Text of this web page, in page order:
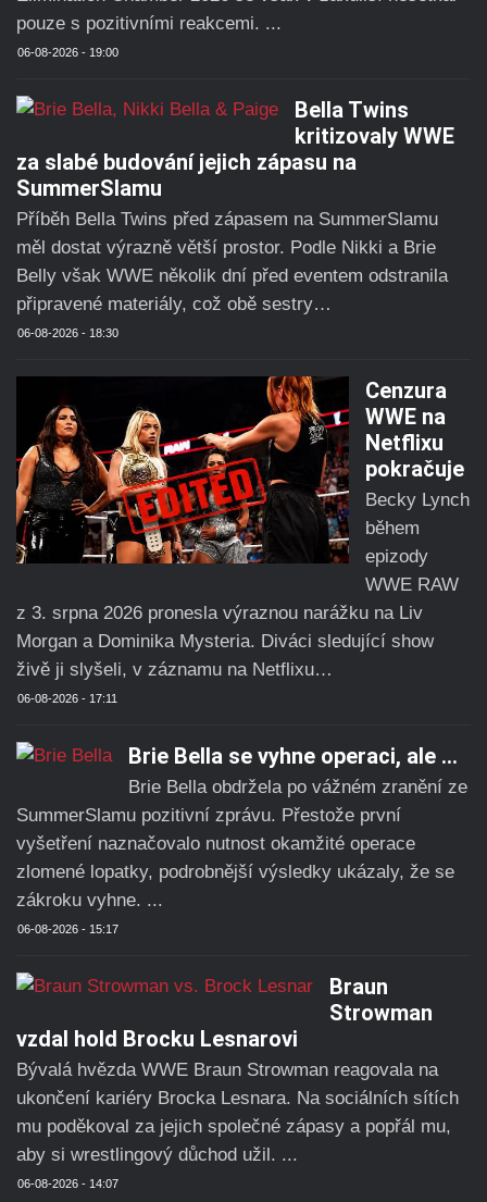
pouze s pozitivními reakcemi. ...
06-08-2026 - 19:00
Bella Twins
kritizovaly WWE
za slabé budování jejich zápasu na
SummerSlamu
Příběh Bella Twins před zápasem na SummerSlamu
měl dostat výrazně větší prostor. Podle Nikki a Brie
Belly však WWE několik dní před eventem odstranila
připravené materiály, což obě sestry…
06-08-2026 - 18:30
Cenzura
WWE na
Netflixu
pokračuje
Becky Lynch
během
epizody
WWE RAW
z 3. srpna 2026 pronesla výraznou narážku na Liv
Morgan a Dominika Mysteria. Diváci sledující show
živě ji slyšeli, v záznamu na Netflixu…
06-08-2026 - 17:11
Brie Bella se vyhne operaci, ale ...
Brie Bella obdržela po vážném zranění ze
SummerSlamu pozitivní zprávu. Přestože první
vyšetření naznačovalo nutnost okamžité operace
zlomené lopatky, podrobnější výsledky ukázaly, že se
zákroku vyhne. ...
06-08-2026 - 15:17
Braun
Strowman
vzdal hold Brocku Lesnarovi
Bývalá hvězda WWE Braun Strowman reagovala na
ukončení kariéry Brocka Lesnara. Na sociálních sítích
mu poděkoval za jejich společné zápasy a popřál mu,
aby si wrestlingový důchod užil. ...
06-08-2026 - 14:07